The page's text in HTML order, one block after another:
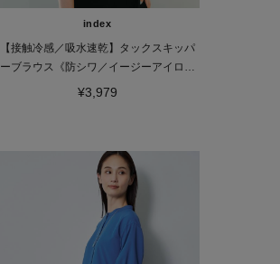
index
【接触冷感／吸水速乾】タックスキッパ
ーブラウス《防シワ／イージーアイロン
／洗濯機OK／9col》
¥3,979